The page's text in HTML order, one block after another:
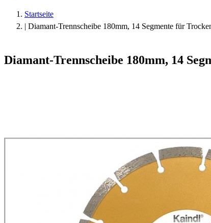
Startseite
| Diamant-Trennscheibe 180mm, 14 Segmente für
Diamant-Trennscheibe 180mm, 14